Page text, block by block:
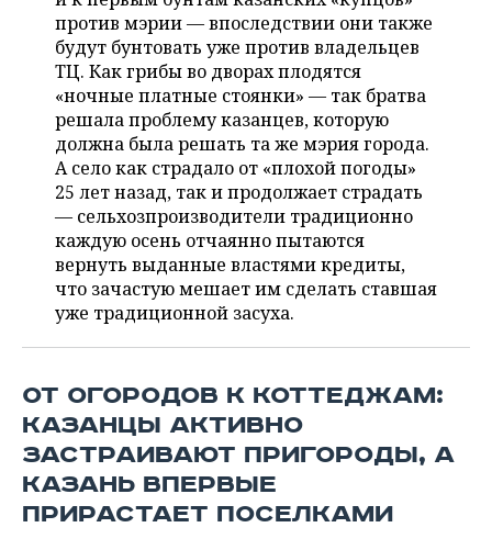
ONLINE-КОНФЕРЕНЦИИ
ОТКРЫТАЯ ЛЕКЦИЯ
ХОККЕЙ
БАСКЕТБОЛ
ВОЛЕЙБОЛ
КИБЕРСПОРТ
ФИГУРНОЕ КАТАНИЕ
ВОДНЫЕ ВИДЫ СПОРТА
ХОККЕЙ С МЯЧОМ
ВЛАСТЬ
ИНФРАСТРУКТУРА
ИСТОРИЯ
КУЛЬТУРА
МЕДИЦИНА
ОБРАЗОВАНИЕ
ПРОИСШЕСТВИЯ
СЮЖЕТЫ
СПРАВОЧНИК
СПИСОК ПЕРСОН
СПИСОК КОМПАНИЙ
ПОЛНАЯ ВЕРСИЯ
против мэрии — впоследствии они также
будут бунтовать уже против владельцев
ТЦ. Как грибы во дворах плодятся
«ночные платные стоянки» — так братва
решала проблему казанцев, которую
должна была решать та же мэрия города.
А село как страдало от «плохой погоды»
25 лет назад, так и продолжает страдать
— сельхозпроизводители традиционно
каждую осень отчаянно пытаются
вернуть выданные властями кредиты,
что зачастую мешает им сделать ставшая
уже традиционной засуха.
ОТ ОГОРОДОВ К КОТТЕДЖАМ:
КАЗАНЦЫ АКТИВНО
ЗАСТРАИВАЮТ ПРИГОРОДЫ, А
КАЗАНЬ ВПЕРВЫЕ
ПРИРАСТАЕТ ПОСЕЛКАМИ